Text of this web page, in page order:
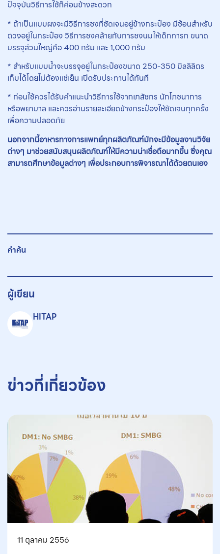
ปัจจุบันวิธีการใช้ก็ค่อนข้างสะดวก
* ถ้าเป็นแบบผงจะมีวิธีการชงที่ชัดเจนอยู่ข้างกระป๋อง มีช้อนสำหรับ
ตวงอยู่ในกระป๋อง วิธีการชงคล้ายกับการชงนมให้เด็กทารก ขนาด
บรรจุส่วนใหญ่คือ 400 กรัม และ 1,000 กรัม
* สำหรับแบบน้ำจะบรรจุอยู่ในกระป๋องขนาด 250-350 มิลลิลิตร
เก็บได้โดยไม่ต้องแช่เย็น เปิดรับประทานได้ทันที
* ก่อนใช้ควรได้รับคำแนะนำวิธีการใช้จากเภสัชกร นักโภชนาการ
หรือพยาบาล และควรอ่านรายละเอียดข้างกระป๋องให้ชัดเจนทุกครั้ง
เพื่อความปลอดภัย
นอกจากนี้อาหารทางการแพทย์ทุกผลิตภัณฑ์มักจะมีข้อมูลงานวิจัย
ต่างๆ มาช่วยสนับสนุนผลิตภัณฑ์ให้มีความน่าเชื่อถือมากขึ้น ซึ่งคุณ
สามารถศึกษาข้อมูลต่างๆ เพื่อประกอบการพิจารณาได้ด้วยตนเอง
คำค้น
ผู้เขียน
HITAP
ข่าวที่เกี่ยวข้อง
11 ตุลาคม 2556